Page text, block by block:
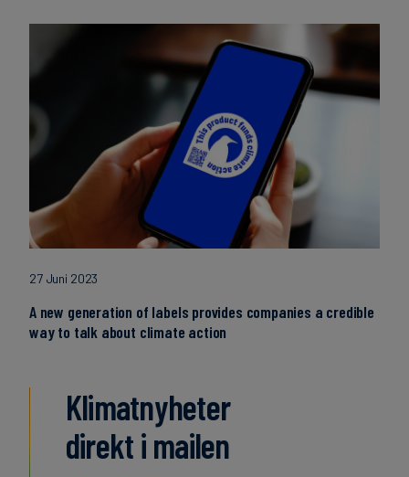
27 Juni 2023
A new generation of labels provides companies a credible
way to talk about climate action
Klimatnyheter
direkt i mailen